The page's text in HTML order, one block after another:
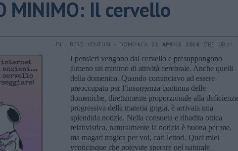
MINIMO: Il cervello
DI LIBERO VENTURI - DOMENICA 22 APRILE 2018 ORE 08:41
I pensieri vengono dal cervello e presuppongono
almeno un minimo di attività cerebrale. Anche quelli
della domenica. Quando cominciavo ad essere
preoccupato per l’insorgenza continua delle
domeniche, direttamente proporzionale alla deficienza
progressiva della materia grigia, è arrivata una
splendida notizia. Nella consueta e ribadita ottica
relativistica, naturalmente la notizia è buona per me,
ma magari tragica per voi, cari lettori. Quei miei
venticinque che potevate sperare nel naturale